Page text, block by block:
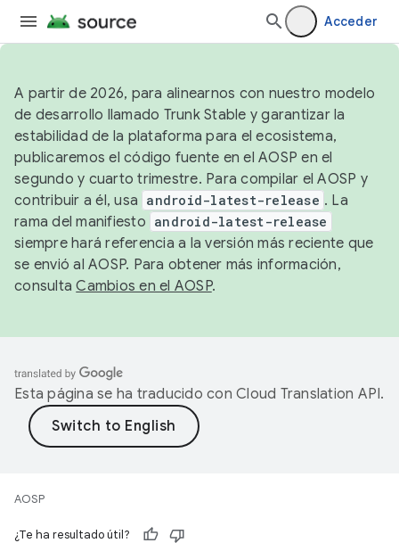
Acceder
A partir de 2026, para alinearnos con nuestro modelo
de desarrollo llamado Trunk Stable y garantizar la
estabilidad de la plataforma para el ecosistema,
publicaremos el código fuente en el AOSP en el
segundo y cuarto trimestre. Para compilar el AOSP y
contribuir a él, usa android-latest-release . La
rama del manifiesto android-latest-release
siempre hará referencia a la versión más reciente que
se envió al AOSP. Para obtener más información,
consultaCambios en el AOSP.
Esta página se ha traducido con Cloud Translation API.
AOSP
¿Te ha resultado útil?